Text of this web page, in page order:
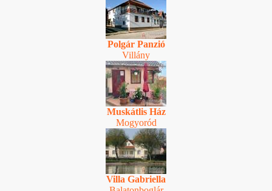
Polgár Panzió
Villány
Muskátlis Ház
Mogyoród
Villa Gabriella